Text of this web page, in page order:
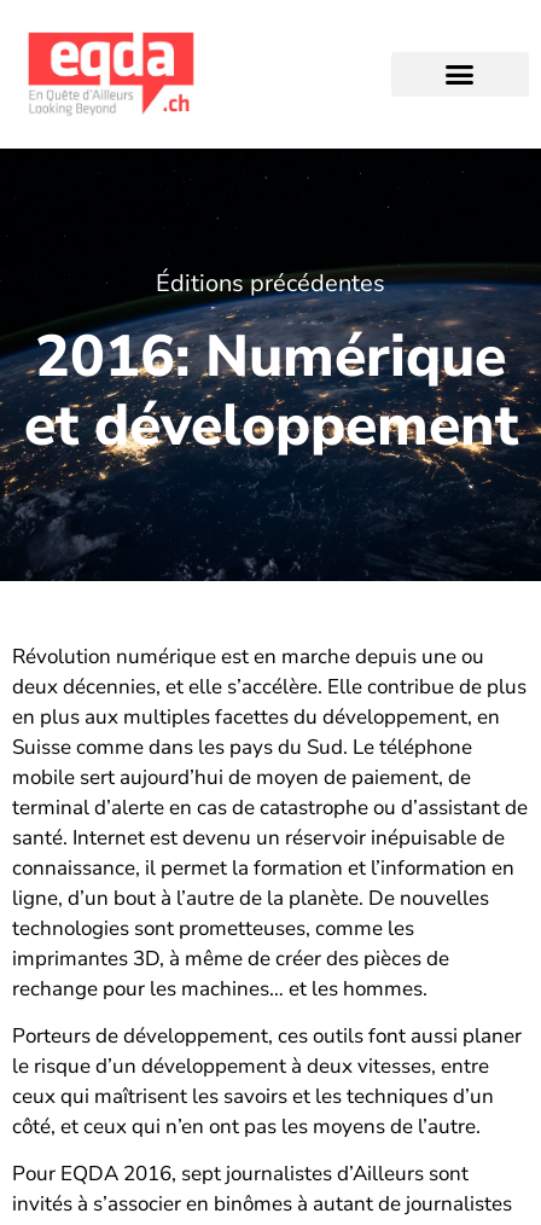
Éditions précédentes
2016: Numérique
et développement
Révolution numérique est en marche depuis une ou
deux décennies, et elle s’accélère. Elle contribue de plus
en plus aux multiples facettes du développement, en
Suisse comme dans les pays du Sud. Le téléphone
mobile sert aujourd’hui de moyen de paiement, de
terminal d’alerte en cas de catastrophe ou d’assistant de
santé. Internet est devenu un réservoir inépuisable de
connaissance, il permet la formation et l’information en
ligne, d’un bout à l’autre de la planète. De nouvelles
technologies sont prometteuses, comme les
imprimantes 3D, à même de créer des pièces de
rechange pour les machines… et les hommes.
Porteurs de développement, ces outils font aussi planer
le risque d’un développement à deux vitesses, entre
ceux qui maîtrisent les savoirs et les techniques d’un
côté, et ceux qui n’en ont pas les moyens de l’autre.
Pour EQDA 2016, sept journalistes d’Ailleurs sont
invités à s’associer en binômes à autant de journalistes